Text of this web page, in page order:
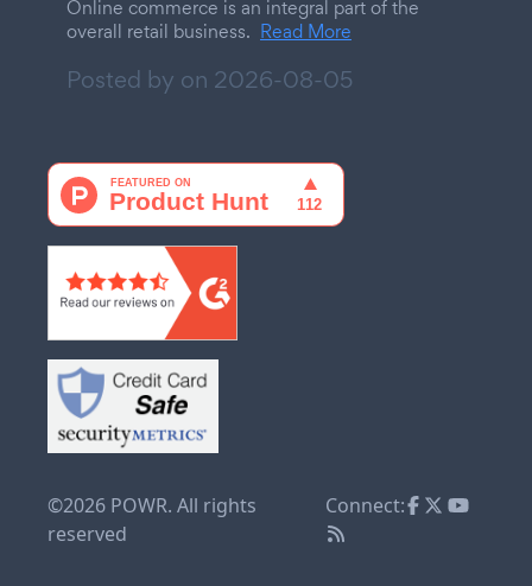
Online commerce is an integral part of the
overall retail business. Read More
Posted by on 2026-08-05
©2026 POWR. All rights
reserved
Connect: